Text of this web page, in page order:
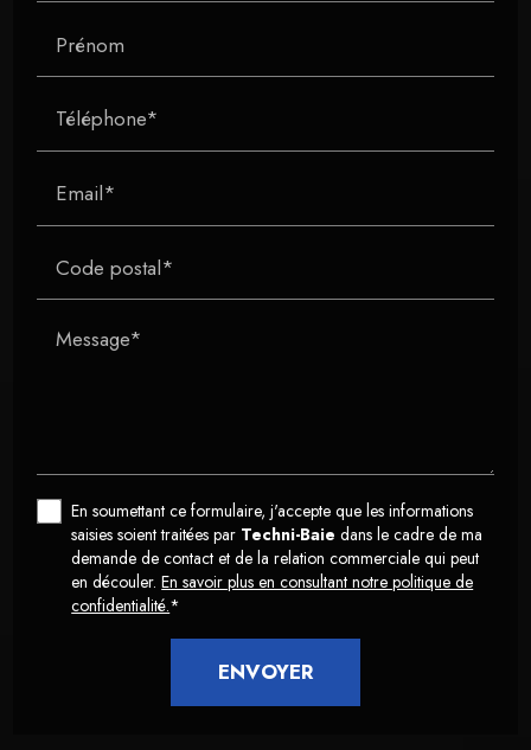
Prénom
Téléphone*
Email*
Code postal*
Message*
En soumettant ce formulaire, j'accepte que les informations
saisies soient traitées par Techni-Baie dans le cadre de ma
demande de contact et de la relation commerciale qui peut
en découler.En savoir plus en consultant notre politique de
confidentialité.*